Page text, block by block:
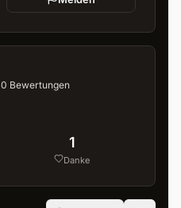
0 Bewertungen
1
Danke